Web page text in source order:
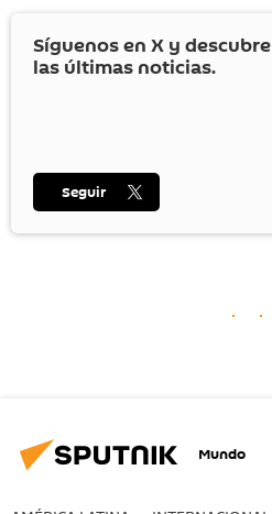
Síguenos en X y descubre
las últimas noticias.
Seguir
Mundo